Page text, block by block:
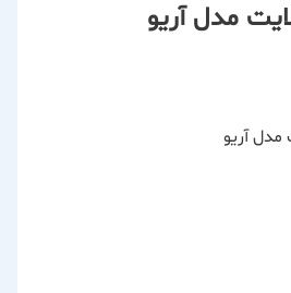
مدل آریو
مدل آریو